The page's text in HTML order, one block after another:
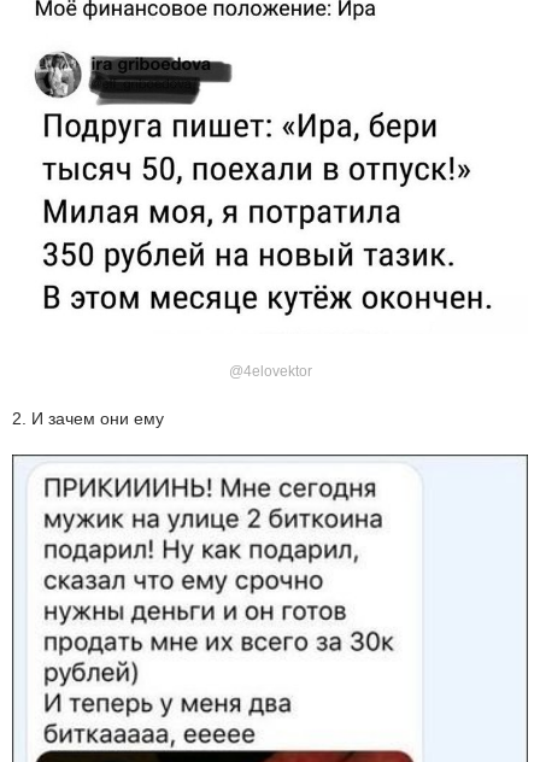
@4elovektor
2. И зачем они ему